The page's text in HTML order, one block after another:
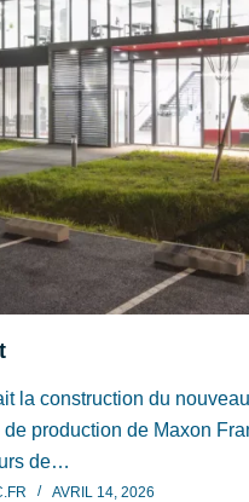
la construction du
de production de Maxon
de…
AVRIL 14, 2026